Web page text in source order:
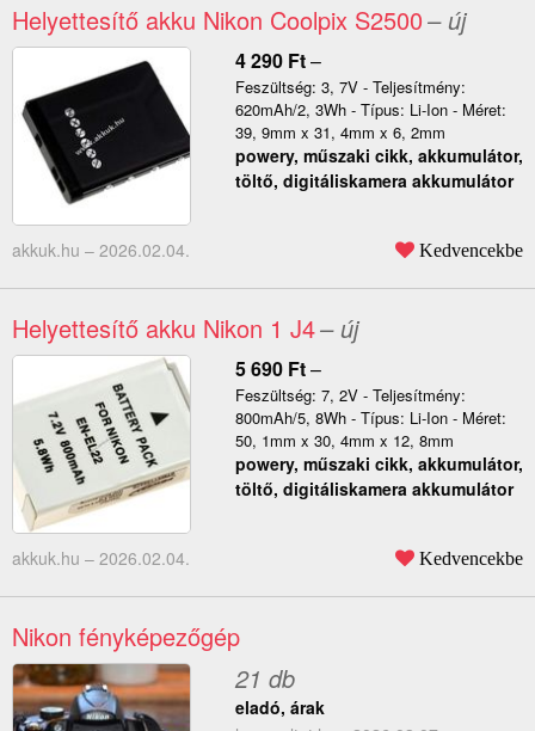
Helyettesítő akku Nikon Coolpix S2500– új
4 290 Ft–
Feszültség: 3, 7V - Teljesítmény:
620mAh/2, 3Wh - Típus: Li-Ion - Méret:
39, 9mm x 31, 4mm x 6, 2mm
powery, műszaki cikk, akkumulátor,
töltő, digitáliskamera akkumulátor
akkuk.hu – 2026.02.04. Kedvencekbe
Helyettesítő akku Nikon 1 J4– új
5 690 Ft–
Feszültség: 7, 2V - Teljesítmény:
800mAh/5, 8Wh - Típus: Li-Ion - Méret:
50, 1mm x 30, 4mm x 12, 8mm
powery, műszaki cikk, akkumulátor,
töltő, digitáliskamera akkumulátor
akkuk.hu – 2026.02.04. Kedvencekbe
Nikon fényképezőgép
21 db
eladó, árak